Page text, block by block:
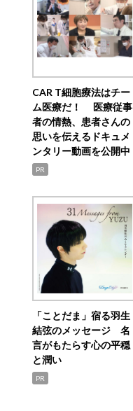
CAR T細胞療法はチー
ム医療だ！ 医療従事
者の情熱、患者さんの
思いを伝えるドキュメ
ンタリー動画を公開中
PR
「ことだま」宿る羽生
結弦のメッセージ 名
言がもたらす心の平穏
と潤い
PR